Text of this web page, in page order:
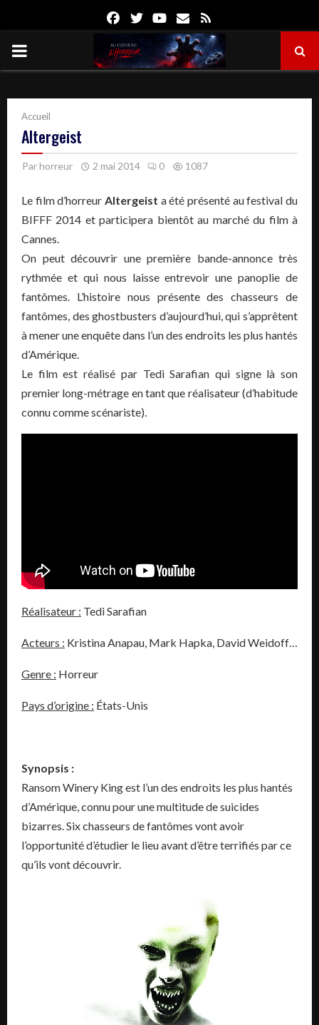
FacebookTwitterYoutube
Email
PRIMARY
Accueil
Altergeist
Parhorreur 2 mai 2014 0 1087
Le film d’horreur Altergeist a été présenté au festival du
BIFFF 2014 et participera bientôt au marché du film à
Cannes.
On peut découvrir une première bande-annonce très
rythmée et qui nous laisse entrevoir une panoplie de
fantômes. L’histoire nous présente des chasseurs de
fantômes, des ghostbusters d’aujourd’hui, qui s’apprêtent
à mener une enquête dans l’un des endroits les plus hantés
d’Amérique.
Le film est réalisé par Tedi Sarafian qui signe là son
premier long-métrage en tant que réalisateur (d’habitude
connu comme scénariste).
Réalisateur : Tedi Sarafian
Acteurs : Kristina Anapau, Mark Hapka, David Weidoff…
Genre : Horreur
Pays d’origine : États-Unis
Synopsis :
Ransom Winery King est l’un des endroits les plus hantés
d’Amérique, connu pour une multitude de suicides
bizarres. Six chasseurs de fantômes vont avoir
l’opportunité d’étudier le lieu avant d’être terrifiés par ce
qu’ils vont découvrir.